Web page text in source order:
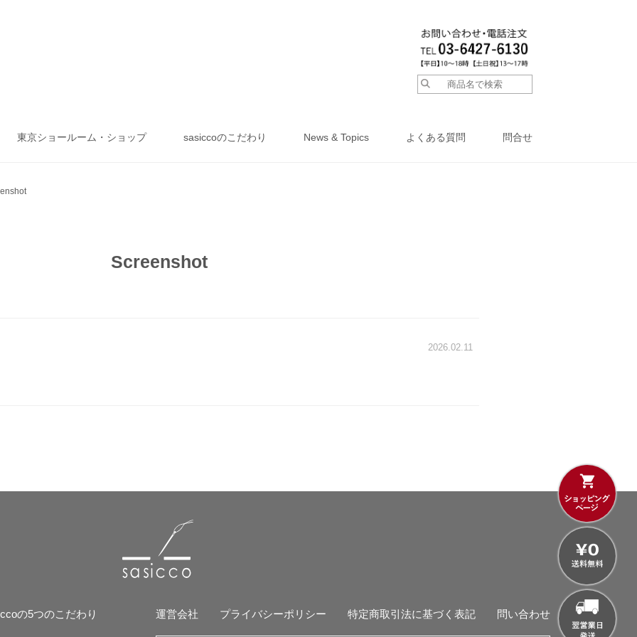
東京ショールーム・ショップ sasiccoのこだわり News & Topics よくある質問 問合せ
Screenshot
2026.02.11
の5つのこだわり 運営会社 プライバシーポリシー 特定商取引法に基づく表記 問い合わせ